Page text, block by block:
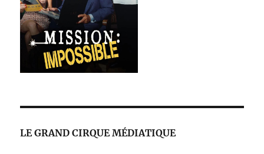
LE GRAND CIRQUE MÉDIATIQUE